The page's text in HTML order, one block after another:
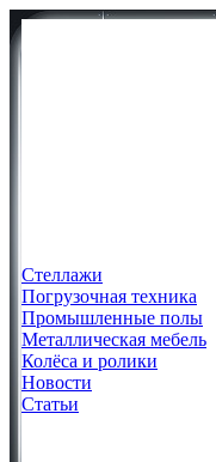
Стеллажи
Погрузочная техника
Промышленные полы
Металлическая мебель
Колёса и ролики
Новости
Статьи